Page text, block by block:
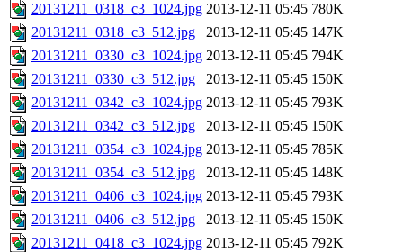
20131211_0318_c3_1024.jpg 2013-12-11 05:45 780K
20131211_0318_c3_512.jpg
2013-12-11 05:45 147K
20131211_0330_c3_1024.jpg 2013-12-11 05:45 794K
20131211_0330_c3_512.jpg
2013-12-11 05:45 150K
20131211_0342_c3_1024.jpg 2013-12-11 05:45 793K
20131211_0342_c3_512.jpg
2013-12-11 05:45 150K
20131211_0354_c3_1024.jpg 2013-12-11 05:45 785K
20131211_0354_c3_512.jpg
2013-12-11 05:45 148K
20131211_0406_c3_1024.jpg 2013-12-11 05:45 793K
20131211_0406_c3_512.jpg
2013-12-11 05:45 150K
20131211_0418_c3_1024.jpg 2013-12-11 05:45 792K